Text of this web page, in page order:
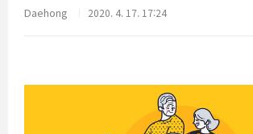
Daehong 2020. 4. 17. 17:24